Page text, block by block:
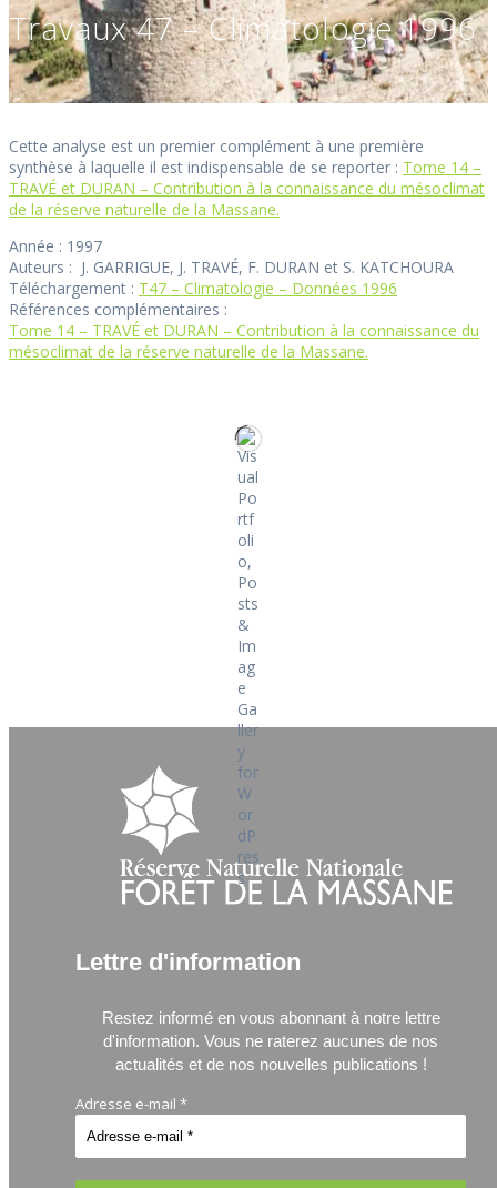
Travaux 47 – Climatologie 1996
Cette analyse est un premier complément à une première
synthèse à laquelle il est indispensable de se reporter : Tome 14 –
TRAVÉ et DURAN – Contribution à la connaissance du mésoclimat
de la réserve naturelle de la Massane.
Année : 1997
Auteurs : J. GARRIGUE, J. TRAVÉ, F. DURAN et S. KATCHOURA
Téléchargement : T47 – Climatologie – Données 1996
Références complémentaires :
Tome 14 – TRAVÉ et DURAN – Contribution à la connaissance du
mésoclimat de la réserve naturelle de la Massane.
Lettre d'information
Restez informé en vous abonnant à notre lettre
d'information. Vous ne raterez aucunes de nos
actualités et de nos nouvelles publications !
Adresse e-mail *